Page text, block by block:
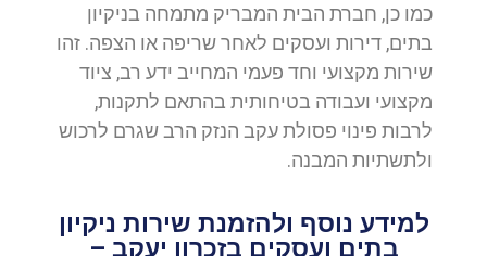
כמו כן, חברת הבית המבריק מתמחה בניקיון
בתים, דירות ועסקים לאחר שריפה או הצפה. זהו
שירות מקצועי וחד פעמי המחייב ידע רב, ציוד
מקצועי ועבודה בטיחותית בהתאם לתקנות,
לרבות פינוי פסולת עקב הנזק הרב שגרם לרכוש
ולתשתיות המבנה.
למידע נוסף ולהזמנת שירות ניקיון
בתים ועסקים בזכרון יעקב –